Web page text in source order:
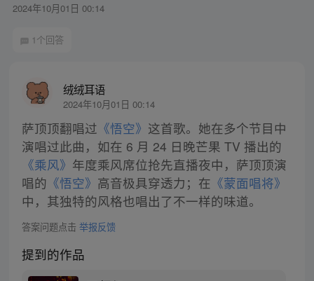
2024年10月01日 00:14
1个回答
绒绒耳语
2024年10月01日 00:14
萨顶顶翻唱过 《悟空》 这首歌。她在多个节目中
演唱过此曲，如在 6 月 24 日晚芒果 TV 播出的
《乘风》 年度乘风席位抢先直播夜中，萨顶顶演
唱的 《悟空》 高音极具穿透力；在 《蒙面唱将》
中，其独特的风格也唱出了不一样的味道。
答案问题点击 举报反馈
提到的作品